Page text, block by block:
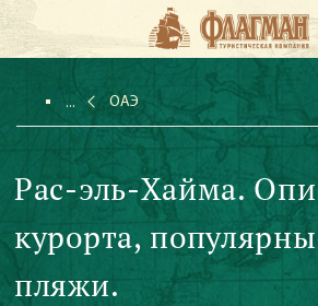
ОАЭ
Рас-эль-Хайма.
курорта,
пляжи.